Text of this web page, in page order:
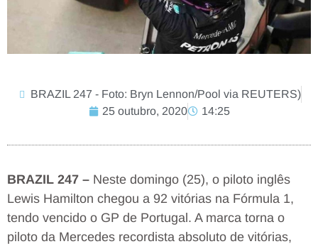
BRAZIL 247 - Foto: Bryn Lennon/Pool via REUTERS)
25 outubro, 2020
14:25
BRAZIL 247 – Neste domingo (25), o piloto inglês
Lewis Hamilton chegou a 92 vitórias na Fórmula 1,
tendo vencido o GP de Portugal. A marca torna o
piloto da Mercedes recordista absoluto de vitórias,